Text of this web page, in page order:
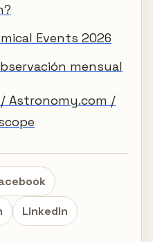
Events 2026
mensual
/ Astronomy.com /
LinkedIn